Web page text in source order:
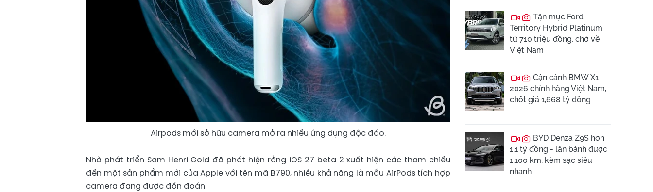
Airpods mới sở hữu camera mở ra nhiều ứng dụng độc đáo.
Nhà phát triển Sam Henri Gold đã phát hiện rằng iOS 27 beta 2 xuất hiện các tham chiếu
đến một sản phẩm mới của Apple với tên mã B790, nhiều khả năng là mẫu AirPods tích hợp
camera đang được đồn đoán.
Tận mục Ford
Territory Hybrid Platinum
từ 710 triệu đồng, chờ về
Việt Nam
Cận cảnh BMW X1
2026 chính hãng Việt Nam,
chốt giá 1,668 tỷ đồng
BYD Denza Z9S hơn
1,1 tỷ đồng - lăn bánh được
1.100 km, kèm sạc siêu
nhanh